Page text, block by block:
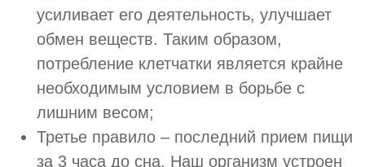
усиливает его деятельность, улучшает
обмен веществ. Таким образом,
потребление клетчатки является крайне
необходимым условием в борьбе с
лишним весом;
Третье правило – последний прием пищи
за 3 часа до сна. Наш организм устроен